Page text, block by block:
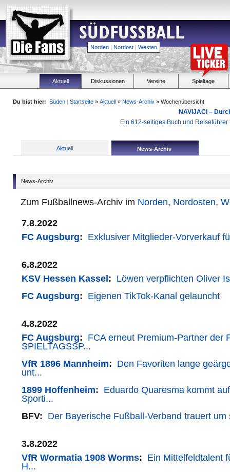
Norden | Nordost | Westen
Aktuell Diskussionen Vereine Spieltage
Du bist hier: Süden | Startseite » Aktuell » News-Archiv » Wochenübersicht
NAVIJACI –
Ein 612-seitiges Buch und
Aktuell News-Archiv
News-Archiv
Zum Fußballnews-Archiv im Norden, Nordosten,
7.8.2022
FC Augsburg: Exklusiver Mitglieder-Vorverkauf
6.8.2022
KSV Hessen Kassel : Löwen verpflichten Oliver
FC Augsburg: Eigenen TikTok-Kanal gelauncht
4.8.2022
FC Augsburg: FCA erneut Premium-Partner der
SPIELTAGSSP...
VfR 1896 Mannheim: Den Favoriten lange
unt...
1899 Hoffenheim: Eduardo Quaresma kommt
Sporti...
BFV: Der Bayerische Fußball-Verband trauert um
3.8.2022
VfR Wormatia 1908 Worms: Ein Mittelfeldtalent
H...